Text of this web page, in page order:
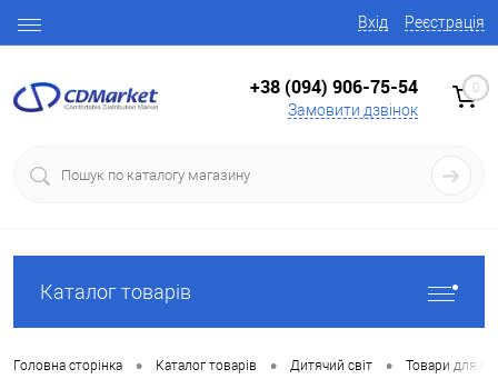
Вхід Реєстрація
+38 (094) 906-75-54
Замовити дзвінок
0
Каталог товарів
Головна сторінка • Каталог товарів • Дитячий світ • Товари для